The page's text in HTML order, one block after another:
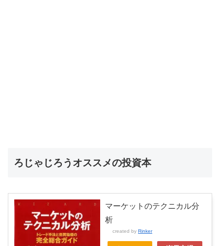
ろじゃじろうオススメの投資本
マーケットのテクニカル分
析
created by Rinker